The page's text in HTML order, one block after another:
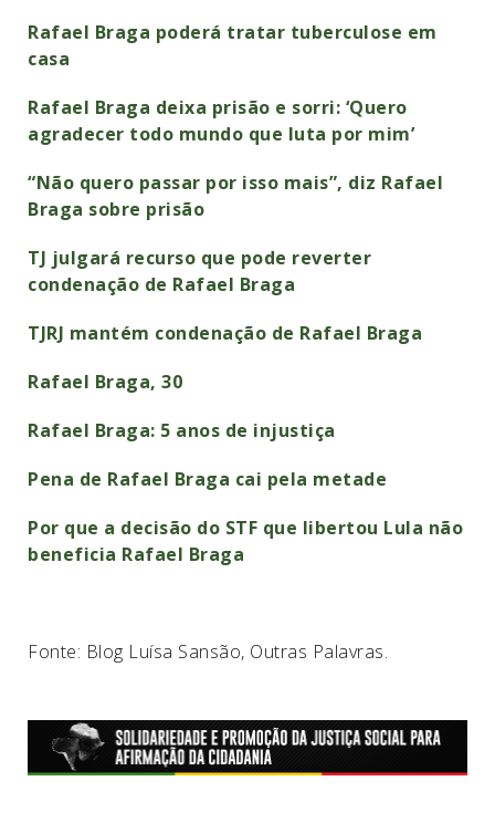
Rafael Braga poderá tratar tuberculose em
casa
Rafael Braga deixa prisão e sorri: ‘Quero
agradecer todo mundo que luta por mim’
“Não quero passar por isso mais”, diz Rafael
Braga sobre prisão
TJ julgará recurso que pode reverter
condenação de Rafael Braga
TJRJ mantém condenação de Rafael Braga
Rafael Braga, 30
Rafael Braga: 5 anos de injustiça
Pena de Rafael Braga cai pela metade
Por que a decisão do STF que libertou Lula não
beneficia Rafael Braga
Fonte: Blog Luísa Sansão, Outras Palavras.